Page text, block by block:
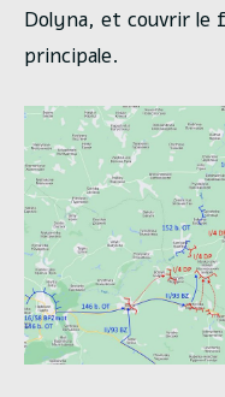
Dolyna, et couvrir le
principale.